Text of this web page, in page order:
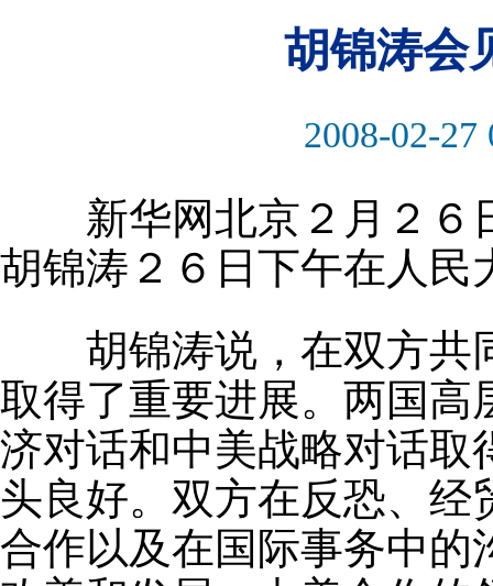
胡锦涛会
2008-02-27
新华网北京２月２６
胡锦涛２６日下午在人民
胡锦涛说，在双方共
取得了重要进展。两国高
济对话和中美战略对话取
头良好。双方在反恐、
合作以及在国际事务中的